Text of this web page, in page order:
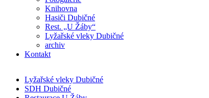
Knihovna
Hasiči Dubičné
Rest. „U Žáby“
Lyžařské vleky Dubičné
archiv
Kontakt
Lyžařské vleky Dubičné
SDH Dubičné